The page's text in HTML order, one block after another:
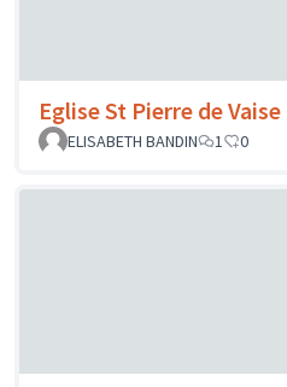
Eglise St Pierre de Vaise
ELISABETH BANDIN
1 0